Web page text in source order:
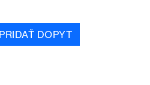
DOPYT